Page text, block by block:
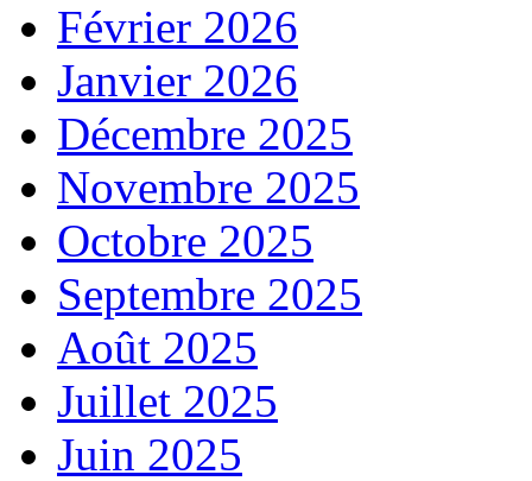
Février 2026
Janvier 2026
Décembre 2025
Novembre 2025
Octobre 2025
Septembre 2025
Août 2025
Juillet 2025
Juin 2025